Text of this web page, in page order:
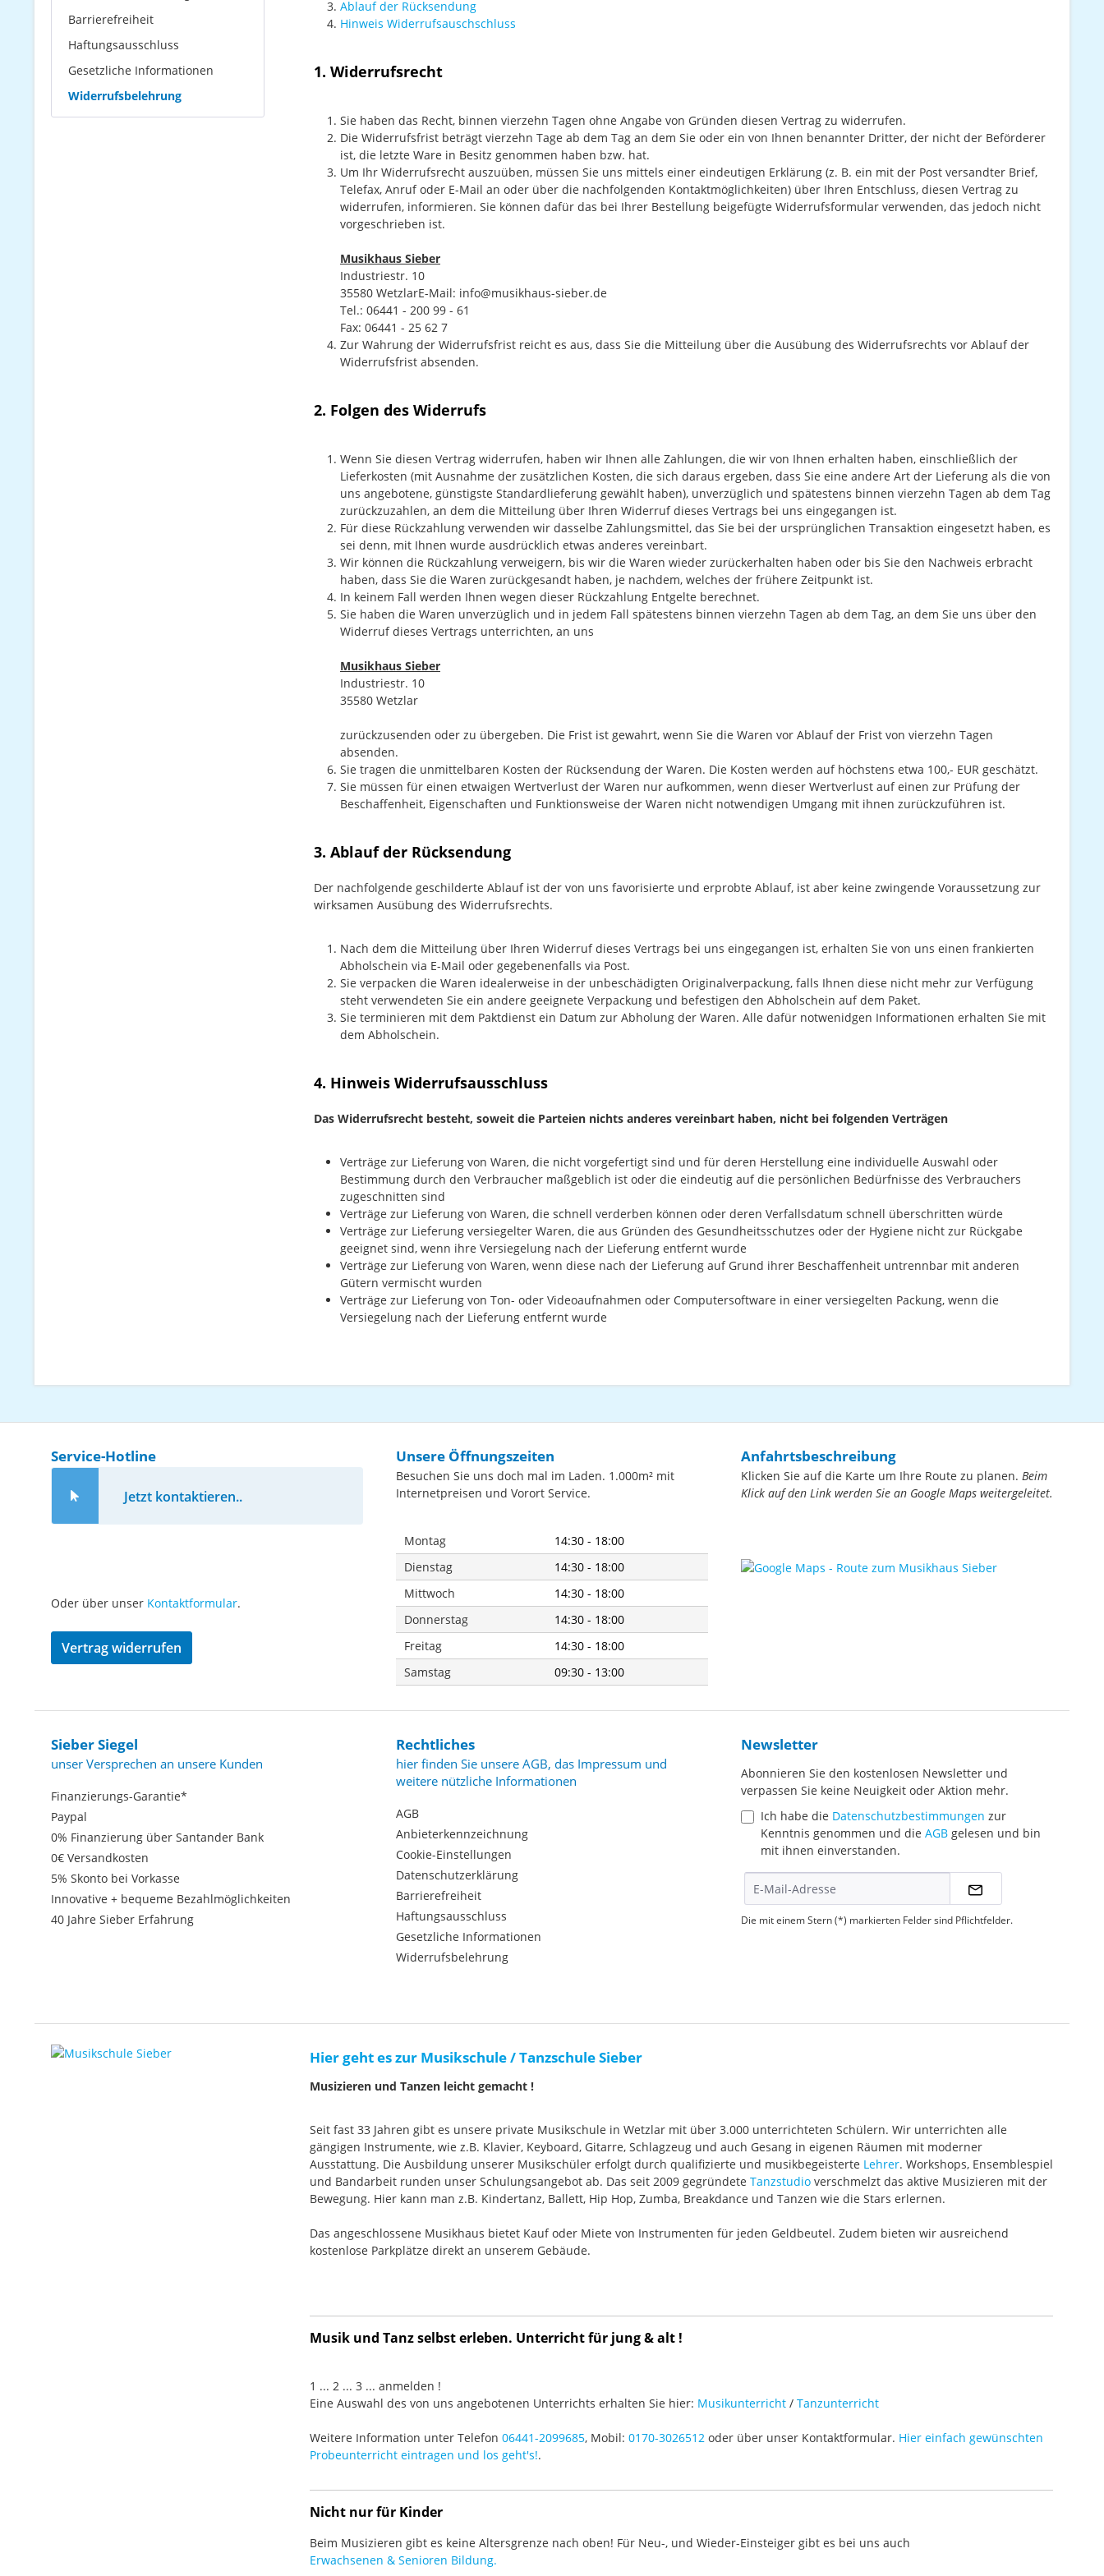
Barrierefreiheit
Haftungsausschluss
Gesetzliche Informationen
Widerrufsbelehrung
Ablauf der Rücksendung
Hinweis Widerrufsauschschluss
1. Widerrufsrecht
Sie haben das Recht, binnen vierzehn Tagen ohne Angabe von Gründen diesen Vertrag zu widerrufen.
Die Widerrufsfrist beträgt vierzehn Tage ab dem Tag an dem Sie oder ein von Ihnen benannter Dritter, der nicht der Beförderer
ist, die letzte Ware in Besitz genommen haben bzw. hat.
Um Ihr Widerrufsrecht auszuüben, müssen Sie uns mittels einer eindeutigen Erklärung (z. B. ein mit der Post versandter Brief,
Telefax, Anruf oder E-Mail an oder über die nachfolgenden Kontaktmöglichkeiten) über Ihren Entschluss, diesen Vertrag zu
widerrufen, informieren. Sie können dafür das bei Ihrer Bestellung beigefügte Widerrufsformular verwenden, das jedoch nicht
vorgeschrieben ist.
Musikhaus Sieber
Industriestr. 10
35580 WetzlarE-Mail: info@musikhaus-sieber.de
Tel.: 06441 - 200 99 - 61
Fax: 06441 - 25 62 7
Zur Wahrung der Widerrufsfrist reicht es aus, dass Sie die Mitteilung über die Ausübung des Widerrufsrechts vor Ablauf der
Widerrufsfrist absenden.
2. Folgen des Widerrufs
Wenn Sie diesen Vertrag widerrufen, haben wir Ihnen alle Zahlungen, die wir von Ihnen erhalten haben, einschließlich der
Lieferkosten (mit Ausnahme der zusätzlichen Kosten, die sich daraus ergeben, dass Sie eine andere Art der Lieferung als die von
uns angebotene, günstigste Standardlieferung gewählt haben), unverzüglich und spätestens binnen vierzehn Tagen ab dem Tag
zurückzuzahlen, an dem die Mitteilung über Ihren Widerruf dieses Vertrags bei uns eingegangen ist.
Für diese Rückzahlung verwenden wir dasselbe Zahlungsmittel, das Sie bei der ursprünglichen Transaktion eingesetzt haben, es
sei denn, mit Ihnen wurde ausdrücklich etwas anderes vereinbart.
Wir können die Rückzahlung verweigern, bis wir die Waren wieder zurückerhalten haben oder bis Sie den Nachweis erbracht
haben, dass Sie die Waren zurückgesandt haben, je nachdem, welches der frühere Zeitpunkt ist.
In keinem Fall werden Ihnen wegen dieser Rückzahlung Entgelte berechnet.
Sie haben die Waren unverzüglich und in jedem Fall spätestens binnen vierzehn Tagen ab dem Tag, an dem Sie uns über den
Widerruf dieses Vertrags unterrichten, an uns
Musikhaus Sieber
Industriestr. 10
35580 Wetzlar
zurückzusenden oder zu übergeben. Die Frist ist gewahrt, wenn Sie die Waren vor Ablauf der Frist von vierzehn Tagen
absenden.
Sie tragen die unmittelbaren Kosten der Rücksendung der Waren. Die Kosten werden auf höchstens etwa 100,- EUR geschätzt.
Sie müssen für einen etwaigen Wertverlust der Waren nur aufkommen, wenn dieser Wertverlust auf einen zur Prüfung der
Beschaffenheit, Eigenschaften und Funktionsweise der Waren nicht notwendigen Umgang mit ihnen zurückzuführen ist.
3. Ablauf der Rücksendung
Der nachfolgende geschilderte Ablauf ist der von uns favorisierte und erprobte Ablauf, ist aber keine zwingende Voraussetzung zur
wirksamen Ausübung des Widerrufsrechts.
Nach dem die Mitteilung über Ihren Widerruf dieses Vertrags bei uns eingegangen ist, erhalten Sie von uns einen frankierten
Abholschein via E-Mail oder gegebenenfalls via Post.
Sie verpacken die Waren idealerweise in der unbeschädigten Originalverpackung, falls Ihnen diese nicht mehr zur Verfügung
steht verwendeten Sie ein andere geeignete Verpackung und befestigen den Abholschein auf dem Paket.
Sie terminieren mit dem Paktdienst ein Datum zur Abholung der Waren. Alle dafür notwenidgen Informationen erhalten Sie mit
dem Abholschein.
4. Hinweis Widerrufsausschluss
Das Widerrufsrecht besteht, soweit die Parteien nichts anderes vereinbart haben, nicht bei folgenden Verträgen
Verträge zur Lieferung von Waren, die nicht vorgefertigt sind und für deren Herstellung eine individuelle Auswahl oder
Bestimmung durch den Verbraucher maßgeblich ist oder die eindeutig auf die persönlichen Bedürfnisse des Verbrauchers
zugeschnitten sind
Verträge zur Lieferung von Waren, die schnell verderben können oder deren Verfallsdatum schnell überschritten würde
Verträge zur Lieferung versiegelter Waren, die aus Gründen des Gesundheitsschutzes oder der Hygiene nicht zur Rückgabe
geeignet sind, wenn ihre Versiegelung nach der Lieferung entfernt wurde
Verträge zur Lieferung von Waren, wenn diese nach der Lieferung auf Grund ihrer Beschaffenheit untrennbar mit anderen
Gütern vermischt wurden
Verträge zur Lieferung von Ton- oder Videoaufnahmen oder Computersoftware in einer versiegelten Packung, wenn die
Versiegelung nach der Lieferung entfernt wurde
Service-Hotline
Jetzt kontaktieren..
Oder über unser Kontaktformular.
Vertrag widerrufen
Unsere Öffnungszeiten
Besuchen Sie uns doch mal im Laden. 1.000m² mit
Internetpreisen und Vorort Service.
Montag
14:30 - 18:00
Dienstag
14:30 - 18:00
Mittwoch
14:30 - 18:00
Donnerstag
14:30 - 18:00
Freitag
14:30 - 18:00
Samstag
09:30 - 13:00
Anfahrtsbeschreibung
Klicken Sie auf die Karte um Ihre Route zu planen. Beim
Klick auf den Link werden Sie an Google Maps weitergeleitet.
Sieber Siegel
unser Versprechen an unsere Kunden
Finanzierungs-Garantie*
Paypal
0% Finanzierung über Santander Bank
0€ Versandkosten
5% Skonto bei Vorkasse
Innovative + bequeme Bezahlmöglichkeiten
40 Jahre Sieber Erfahrung
Rechtliches
hier finden Sie unsere AGB, das Impressum und
weitere nützliche Informationen
AGB
Anbieterkennzeichnung
Cookie-Einstellungen
Datenschutzerklärung
Barrierefreiheit
Haftungsausschluss
Gesetzliche Informationen
Widerrufsbelehrung
Newsletter
Abonnieren Sie den kostenlosen Newsletter und
verpassen Sie keine Neuigkeit oder Aktion mehr.
Ich habe die Datenschutzbestimmungen zur
Kenntnis genommen und die AGB gelesen und bin
mit ihnen einverstanden.
Die mit einem Stern (*) markierten Felder sind Pflichtfelder.
Hier geht es zur Musikschule / Tanzschule Sieber
Musizieren und Tanzen leicht gemacht !
Seit fast 33 Jahren gibt es unsere private Musikschule in Wetzlar mit über 3.000 unterrichteten Schülern. Wir unterrichten alle
gängigen Instrumente, wie z.B. Klavier, Keyboard, Gitarre, Schlagzeug und auch Gesang in eigenen Räumen mit moderner
Ausstattung. Die Ausbildung unserer Musikschüler erfolgt durch qualifizierte und musikbegeisterte Lehrer. Workshops, Ensemblespiel
und Bandarbeit runden unser Schulungsangebot ab. Das seit 2009 gegründete Tanzstudio verschmelzt das aktive Musizieren mit der
Bewegung. Hier kann man z.B. Kindertanz, Ballett, Hip Hop, Zumba, Breakdance und Tanzen wie die Stars erlernen.
Das angeschlossene Musikhaus bietet Kauf oder Miete von Instrumenten für jeden Geldbeutel. Zudem bieten wir ausreichend
kostenlose Parkplätze direkt an unserem Gebäude.
Musik und Tanz selbst erleben. Unterricht für jung & alt !
1 ... 2 ... 3 ... anmelden !
Eine Auswahl des von uns angebotenen Unterrichts erhalten Sie hier: Musikunterricht / Tanzunterricht
Weitere Information unter Telefon 06441-2099685, Mobil: 0170-3026512 oder über unser Kontaktformular. Hier einfach gewünschten
Probeunterricht eintragen und los geht's!.
Nicht nur für Kinder
Beim Musizieren gibt es keine Altersgrenze nach oben! Für Neu-, und Wieder-Einsteiger gibt es bei uns auch
Erwachsenen & Senioren Bildung.